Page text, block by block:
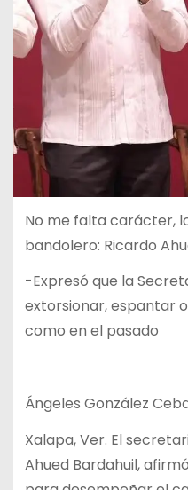
No me falta carácter,
bandolero: Ricardo
-Expresó que la
extorsionar, espantar
como en el pasado
Ángeles González
Xalapa, Ver. El
Ahued Bardahuil,